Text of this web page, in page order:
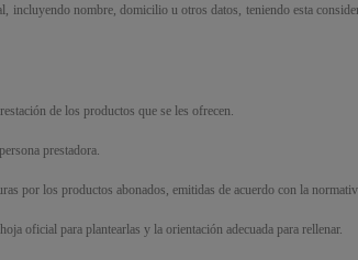
incluyendo nombre, domicilio u otros datos, teniendo esta
de los productos que se les ofrecen.
prestadora.
por los productos abonados, emitidas de acuerdo con la
oficial para plantearlas y la orientación adecuada para rellenar.